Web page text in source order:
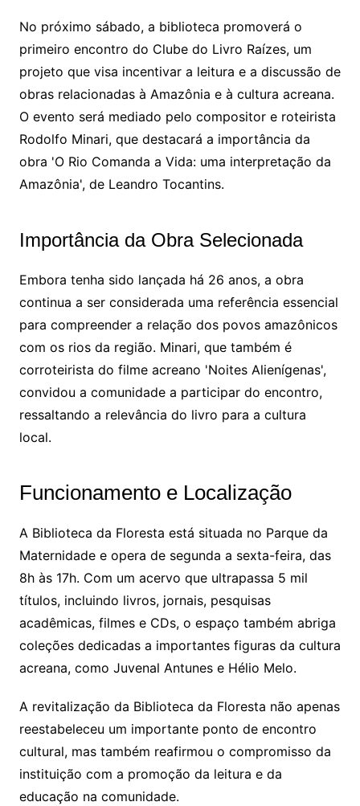
No próximo sábado, a biblioteca promoverá o
primeiro encontro do Clube do Livro Raízes, um
projeto que visa incentivar a leitura e a discussão de
obras relacionadas à Amazônia e à cultura acreana.
O evento será mediado pelo compositor e roteirista
Rodolfo Minari, que destacará a importância da
obra 'O Rio Comanda a Vida: uma interpretação da
Amazônia', de Leandro Tocantins.
Importância da Obra Selecionada
Embora tenha sido lançada há 26 anos, a obra
continua a ser considerada uma referência essencial
para compreender a relação dos povos amazônicos
com os rios da região. Minari, que também é
corroteirista do filme acreano 'Noites Alienígenas',
convidou a comunidade a participar do encontro,
ressaltando a relevância do livro para a cultura
local.
Funcionamento e Localização
A Biblioteca da Floresta está situada no Parque da
Maternidade e opera de segunda a sexta-feira, das
8h às 17h. Com um acervo que ultrapassa 5 mil
títulos, incluindo livros, jornais, pesquisas
acadêmicas, filmes e CDs, o espaço também abriga
coleções dedicadas a importantes figuras da cultura
acreana, como Juvenal Antunes e Hélio Melo.
A revitalização da Biblioteca da Floresta não apenas
reestabeleceu um importante ponto de encontro
cultural, mas também reafirmou o compromisso da
instituição com a promoção da leitura e da
educação na comunidade.